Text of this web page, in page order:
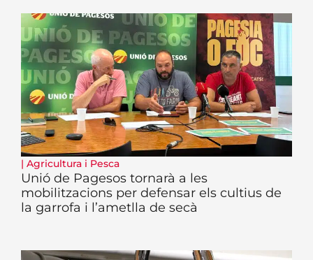
| Agricultura i Pesca
Unió de Pagesos tornarà a les
mobilitzacions per defensar els cultius de
la garrofa i l’ametlla de secà